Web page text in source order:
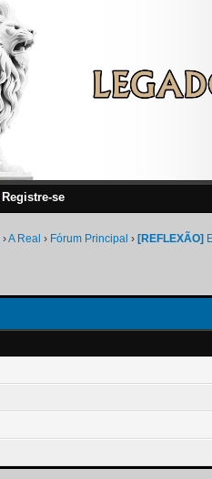
Registre-se
›A Real › Fórum Principal ›[REFLEXÃO]